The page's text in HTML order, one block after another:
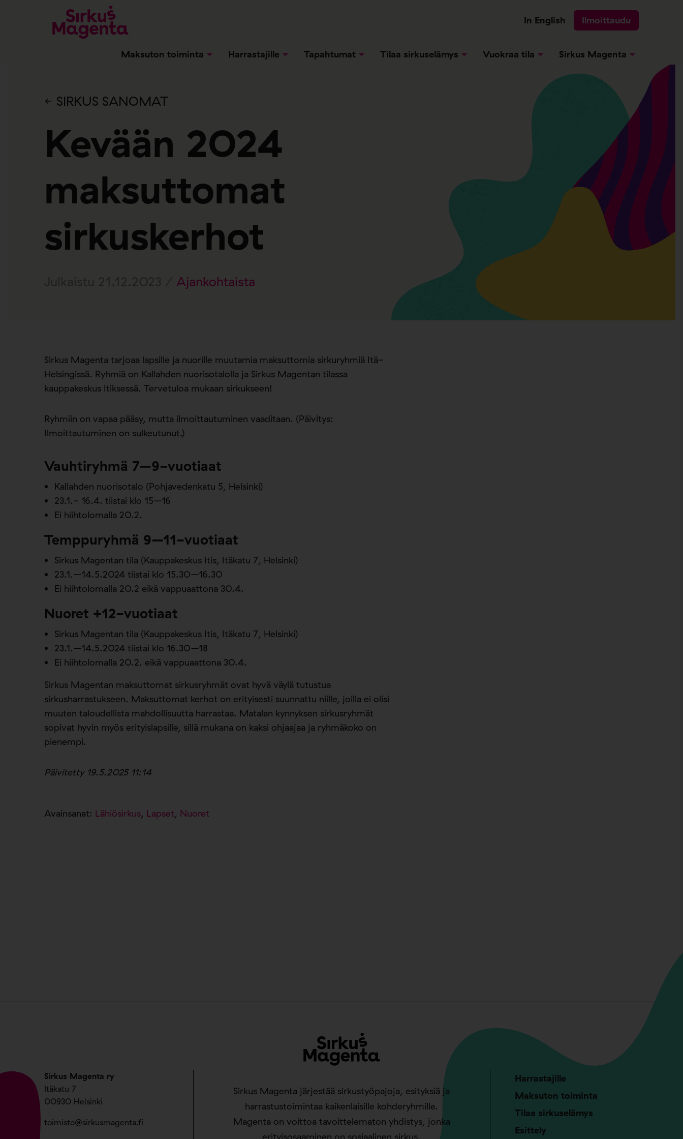
In English Ilmoittaudu
Maksuton toiminta Harrastajille Tapahtumat Tilaa sirkuselämys Vuokraa tila Sirkus Magenta
SIRKUS SANOMAT
Kevään 2024
maksuttomat
sirkuskerhot
Ajankohtaista
Sirkus Magenta tarjoaa lapsille ja nuorille muutamia maksuttomia sirkuryhmiä Itä-
Helsingissä. Ryhmiä on Kallahden nuorisotalolla ja Sirkus Magentan tilassa
kauppakeskus Itiksessä. Tervetuloa mukaan sirkukseen!
Ryhmiin on vapaa pääsy, mutta ilmoittautuminen vaaditaan. (Päivitys:
Ilmoittautuminen on sulkeutunut.)
Vauhtiryhmä 7–9-vuotiaat
Kallahden nuorisotalo (Pohjavedenkatu 5, Helsinki)
23.1.- 16.4. tiistai klo 15–16
Ei hiihtolomalla 20.2.
Temppuryhmä 9–11-vuotiaat
Sirkus Magentan tila (Kauppakeskus Itis, Itäkatu 7, Helsinki)
23.1.–14.5.2024 tiistai klo 15.30–16.30
Ei hiihtolomalla 20.2 eikä vappuaattona 30.4.
Nuoret +12-vuotiaat
Sirkus Magentan tila (Kauppakeskus Itis, Itäkatu 7, Helsinki)
23.1.–14.5.2024 tiistai klo 16.30–18
Ei hiihtolomalla 20.2. eikä vappuaattona 30.4.
Sirkus Magentan maksuttomat sirkusryhmät ovat hyvä väylä tutustua
sirkusharrastukseen. Maksuttomat kerhot on erityisesti suunnattu niille, joilla ei olisi
muuten taloudellista mahdollisuutta harrastaa. Matalan kynnyksen sirkusryhmät
sopivat hyvin myös erityislapsille, sillä mukana on kaksi ohjaajaa ja ryhmäkoko on
pienempi.
Päivitetty 19.5.2025 11:14
Avainsanat: Lähiösirkus, Lapset, Nuoret
Sirkus Magenta ry
Itäkatu 7
00930 Helsinki
toimisto@sirkusmagenta.fi
Sirkus Magenta järjestää sirkustyöpajoja, esityksiä ja
harrastustoimintaa kaikenlaisille kohderyhmille.
Magenta on voittoa tavoittelematon yhdistys, jonka
erityisosaaminen on sosiaalinen sirkus.
Harrastajille
Maksuton toiminta
Tilaa sirkuselämys
Esittely